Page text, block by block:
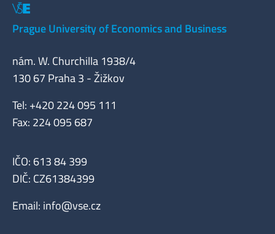
Prague University of Economics and Business
nám. W. Churchilla 1938/4
130 67 Praha 3 - Žižkov
Tel: +420 224 095 111
Fax: 224 095 687
IČO: 613 84 399
DIČ: CZ61384399
Email: info@vse.cz